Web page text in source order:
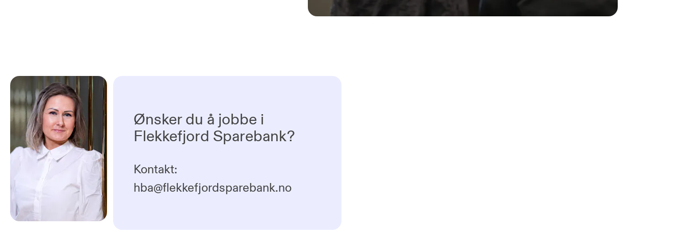
Ønsker du å jobbe i
Flekkefjord Sparebank?
Kontakt:
hba@flekkefjordsparebank.no